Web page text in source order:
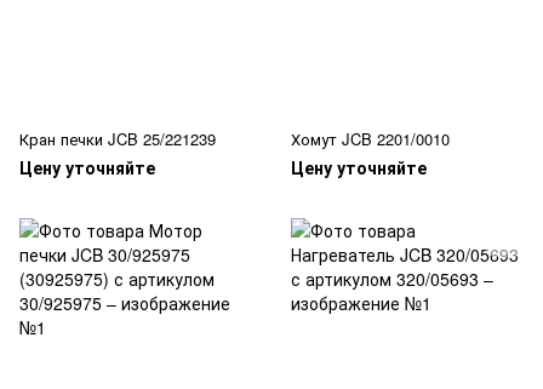
Кран печки JCB 25/221239
Цену уточняйте
Хомут JCB 2201/0010
Цену уточняйте